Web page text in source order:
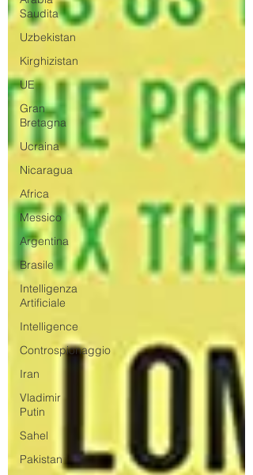
Saudita
Uzbekistan
Kirghizistan
UE
Gran
Bretagna
Ucraina
Nicaragua
Africa
Messico
Argentina
Brasile
Intelligenza
Artificiale
Intelligence
Controspionaggio
Iran
Vladimir
Putin
Sahel
Pakistan